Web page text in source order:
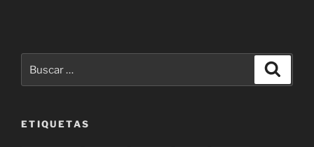
por:
ETIQUETAS